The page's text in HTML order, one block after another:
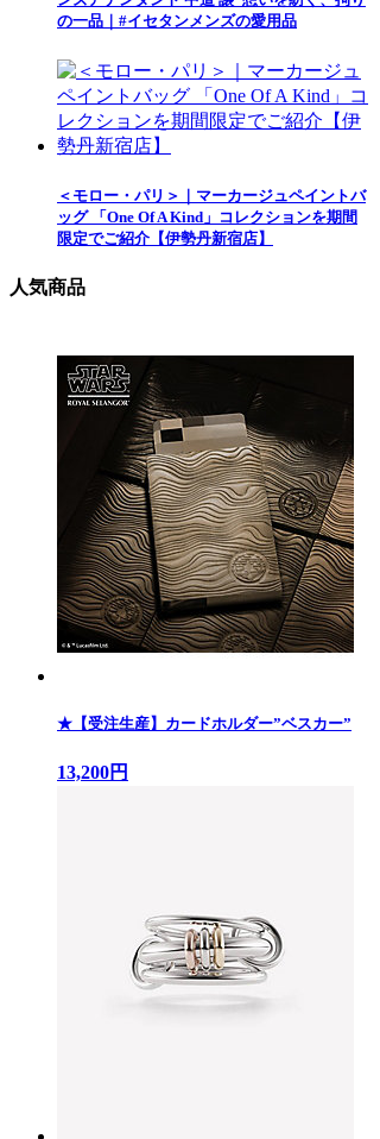
の一品｜#イセタンメンズの愛用品
＜モロー・パリ＞｜マーカージュペイントバ
ッグ 「One Of A Kind」コレクションを期間
限定でご紹介【伊勢丹新宿店】
人気商品
★【受注生産】カードホルダー”ベスカー”
13,200円